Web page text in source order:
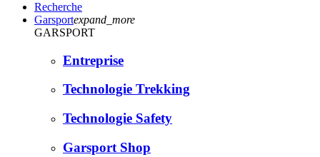
Recherche
Garsportexpand_more
GARSPORT
Entreprise
Technologie Trekking
Technologie Safety
Garsport Shop